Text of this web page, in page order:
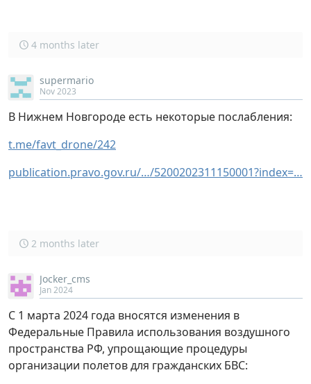
4 months later
supermario
Nov 2023
В Нижнем Новгороде есть некоторые послабления:
t.me/favt_drone/242
publication.pravo.gov.ru/…/5200202311150001?index=…
2 months later
Jocker_cms
Jan 2024
С 1 марта 2024 года вносятся изменения в
Федеральные Правила использования воздушного
пространства РФ, упрощающие процедуры
организации полетов для гражданских БВС: